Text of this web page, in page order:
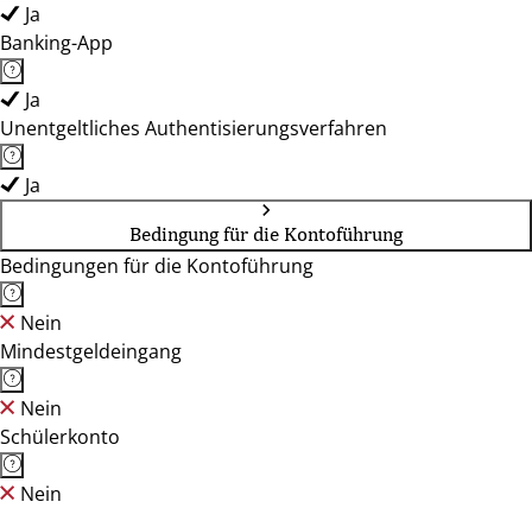
Ja
Banking-App
Ja
Unentgeltliches Authentisierungsverfahren
Ja
Bedingung für die Kontoführung
Bedingungen für die Kontoführung
Nein
Mindestgeldeingang
Nein
Schülerkonto
Nein